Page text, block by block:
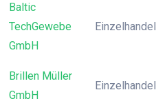
Baltic
TechGewebe
GmbH
Einzelhandel
Brillen Müller
GmbH
Einzelhandel